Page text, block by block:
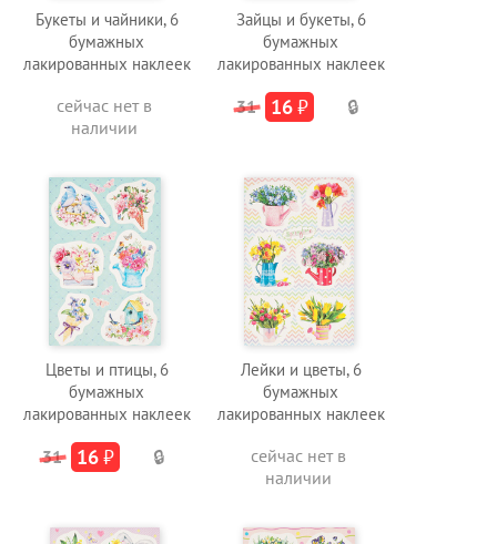
Букеты и чайники, 6
бумажных
лакированных наклеек
сейчас нет в
наличии
Зайцы и букеты, 6
бумажных
лакированных наклеек
31 16₽ 🔒
Цветы и птицы, 6
бумажных
лакированных наклеек
31 16₽ 🔒
Лейки и цветы, 6
бумажных
лакированных наклеек
сейчас нет в
наличии